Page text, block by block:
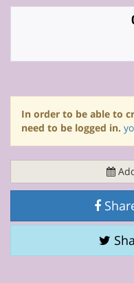
In order to be able to
need to be logged in.